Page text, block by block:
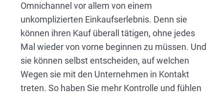
Omnichannel vor allem von einem
unkomplizierten Einkaufserlebnis. Denn sie
können ihren Kauf überall tätigen, ohne jedes
Mal wieder von vorne beginnen zu müssen. Und
sie können selbst entscheiden, auf welchen
Wegen sie mit den Unternehmen in Kontakt
treten. So haben Sie mehr Kontrolle und fühlen